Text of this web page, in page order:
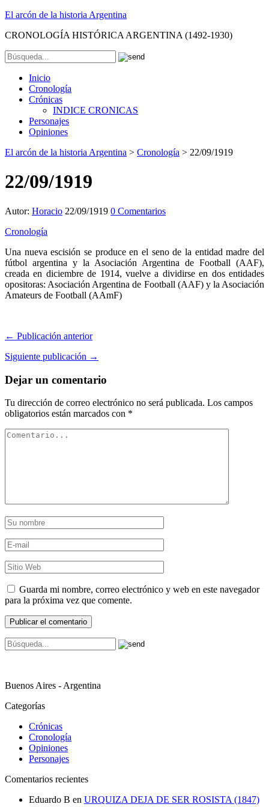
El arcón de la historia Argentina
CRONOLOGÍA HISTÓRICA ARGENTINA (1492-1930)
Inicio
Cronología
Crónicas
INDICE CRONICAS
Personajes
Opiniones
El arcón de la historia Argentina > Cronología > 22/09/1919
22/09/1919
Autor: Horacio 22/09/1919 0 Comentarios
Cronología
Una nueva escisión se produce en el seno de la entidad madre del
fútbol argentina y la Asociación Argentina de Football (AAF),
creada en diciembre de 1914, vuelve a dividirse en dos entidades
opositoras: Asociación Argentina de Football (AAF) y la Asociación
Amateurs de Football (AAmF)
← Publicación anterior
Siguiente publicación →
Dejar un comentario
Tu dirección de correo electrónico no será publicada. Los campos
obligatorios están marcados con *
Guarda mi nombre, correo electrónico y web en este navegador
para la próxima vez que comente.
Buenos Aires - Argentina
Categorías
Crónicas
Cronología
Opiniones
Personajes
Comentarios recientes
Eduardo B en URQUIZA DEJA DE SER ROSISTA (1847)